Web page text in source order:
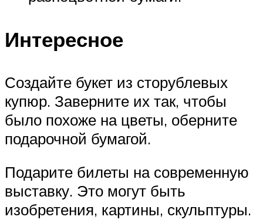
Интересное
Создайте букет из сторублевых
купюр. Заверните их так, чтобы
было похоже на цветы, оберните
подарочной бумагой.
Подарите билеты на современную
выставку. Это могут быть
изобретения, картины, скульптуры.